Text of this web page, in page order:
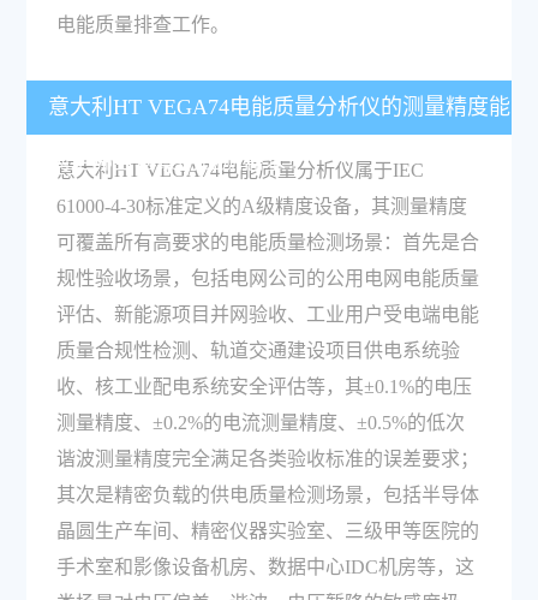
电能质量排查工作。
意大利HT VEGA74电能质量分析仪的测量精度能
满足哪些场景的检测需求？
意大利HT VEGA74电能质量分析仪属于IEC
61000-4-30标准定义的A级精度设备，其测量精度
可覆盖所有高要求的电能质量检测场景：首先是合
规性验收场景，包括电网公司的公用电网电能质量
评估、新能源项目并网验收、工业用户受电端电能
质量合规性检测、轨道交通建设项目供电系统验
收、核工业配电系统安全评估等，其±0.1%的电压
测量精度、±0.2%的电流测量精度、±0.5%的低次
谐波测量精度完全满足各类验收标准的误差要求；
其次是精密负载的供电质量检测场景，包括半导体
晶圆生产车间、精密仪器实验室、三级甲等医院的
手术室和影像设备机房、数据中心IDC机房等，这